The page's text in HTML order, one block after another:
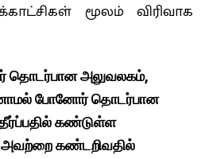
மூலம் விரிவாக
தொடர்பான அலுவலகம்,
போனோர் தொடர்பான
கண்டுள்ள
கண்டறிவதில்